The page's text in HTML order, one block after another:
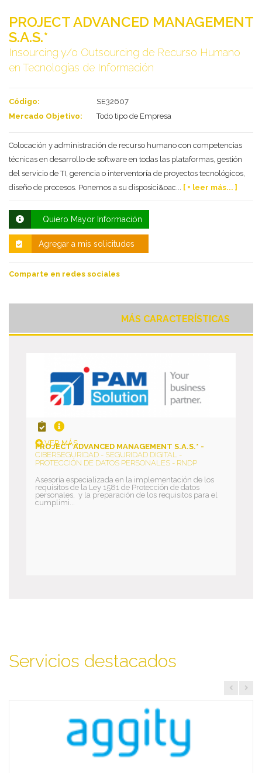
Deseo recibir información de otros Productos /
Servicios similares al solicitado
Al enviar este formulario aceptas nuestra
política de tratamiento datos personales.
PROJECT ADVANCED MANAGEMENT
S.A.S.*
Insourcing y/o Outsourcing de Recurso Humano
en Tecnologías de Información
Código:
SE32607
Mercado Objetivo:
Todo tipo de Empresa
Colocación y administración de recurso humano con competencias
técnicas en desarrollo de software en todas las plataformas, gestión
del servicio de TI, gerencia o interventoría de proyectos tecnológicos,
diseño de procesos. Ponemos a su disposici&oac... [ + leer más... ]
Quiero Mayor Información
Agregar a mis solicitudes
Comparte en redes sociales
MÁS CARACTERÍSTICAS
VER MÁS
PROJECT ADVANCED MANAGEMENT S.A.S.* -
CIBERSEGURIDAD - SEGURIDAD DIGITAL -
PROTECCIÓN DE DATOS PERSONALES - RNDP
Asesoría especializada en la implementación de los
requisitos de la Ley 1581 de Protección de datos
personales, y la preparación de los requisitos para el
cumplimi...
Servicios destacados